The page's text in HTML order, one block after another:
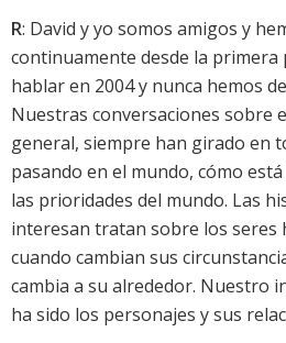
R: David y yo somos amigos y
continuamente desde la primera
hablar en 2004 y nunca hemos
Nuestras conversaciones sobre
general, siempre han girado en
pasando en el mundo, cómo
las prioridades del mundo. Las
interesan tratan sobre los seres
cuando cambian sus
cambia a su alrededor. Nuestro
ha sido los personajes y sus